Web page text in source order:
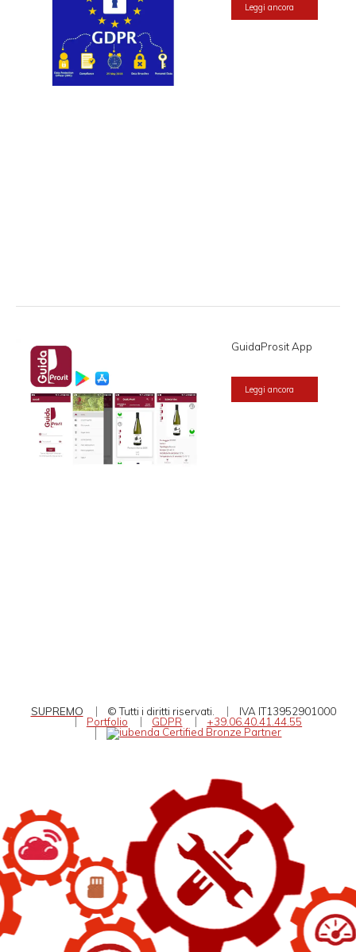
Leggi ancora
GuidaProsit App
Leggi ancora
SUPREMO © Tutti i diritti riservati.
IVA IT13952901000
Portfolio
GDPR +39.06.40.41.44.55